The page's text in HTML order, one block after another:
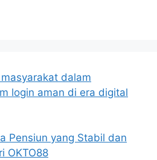
dalam
login aman di era digital
Pensiun yang Stabil dan
OKTO88